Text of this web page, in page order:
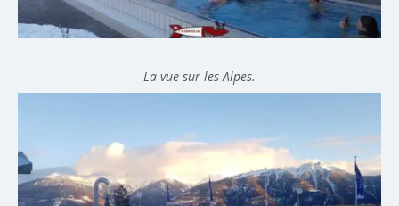
La vue sur les Alpes.